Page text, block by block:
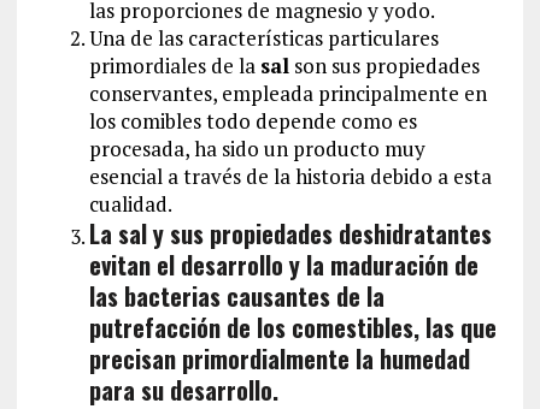
las proporciones de magnesio y yodo.
Una de las características particulares
primordiales de la salson sus propiedades
conservantes, empleada principalmente en
los comibles todo depende como es
procesada, ha sido un producto muy
esencial a través de la historia debido a esta
cualidad.
La sal y sus propiedades deshidratantes
evitan el desarrollo y la maduración de
las bacterias causantes de la
putrefacción de los comestibles, las que
precisan primordialmente la humedad
para su desarrollo.